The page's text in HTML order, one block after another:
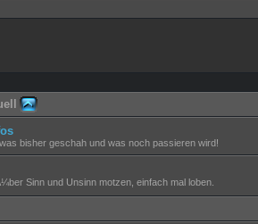
bisher geschah und was noch passieren wird!
Sinn und Unsinn motzen, einfach mal loben.